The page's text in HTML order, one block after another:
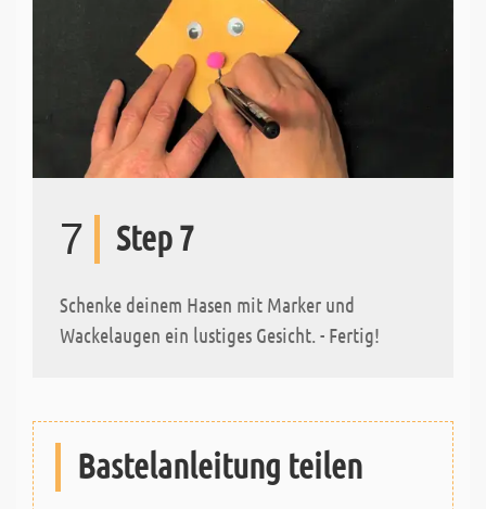
7 Step 7
Schenke deinem Hasen mit Marker und
Wackelaugen ein lustiges Gesicht. - Fertig!
Bastelanleitung teilen